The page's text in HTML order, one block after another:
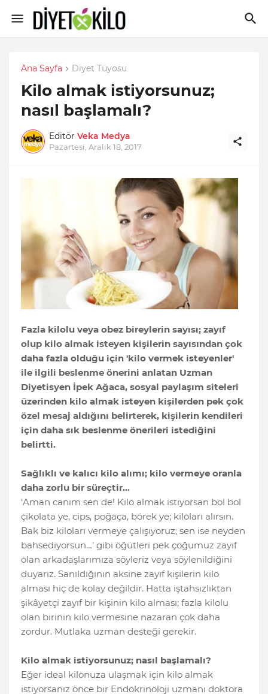
Ana Sayfa Diyet Tüyosu
Kilo almak istiyorsunuz;
nasıl başlamalı?
Editör Veka Medya
Pazartesi, Aralık 18, 2017
Fazla kilolu veya obez bireylerin sayısı; zayıf
olup kilo almak isteyen kişilerin sayısından çok
daha fazla olduğu için 'kilo vermek isteyenler'
ile ilgili beslenme önerini anlatan Uzman
Diyetisyen İpek Ağaca, sosyal paylaşım siteleri
üzerinden kilo almak isteyen kişilerden pek çok
özel mesaj aldığını belirterek, kişilerin kendileri
için daha sık beslenme önerileri istediğini
belirtti.
Sağlıklı ve kalıcı kilo alımı; kilo vermeye oranla
daha zorlu bir süreçtir…
‘Aman canım sen de! Kilo almak istiyorsan bol bol
çikolata ye, cips, poğaça, börek ye; kiloları alırsın.
Bak biz kiloları vermeye çalışıyoruz; sen ise neyden
bahsediyorsun…’ gibi öğütleri pek çoğumuz zayıf
olan arkadaşlarımıza söyleriz veya söylenildiğini
duyarız. Sanıldığının aksine zayıf kişilerin kilo
alması hiç de kolay değildir. Hatta iştahsızlıktan
şikâyetçi zayıf bir kişinin kilo alması; fazla kilolu
olan birinin kilo vermesine nazaran çok daha
zordur. Mutlaka uzman desteği gerekir.
Kilo almak istiyorsunuz; nasıl başlamalı?
Eğer ideal kilonuza ulaşmak için kilo almak
istiyorsanız önce bir Endokrinoloji uzmanı doktora